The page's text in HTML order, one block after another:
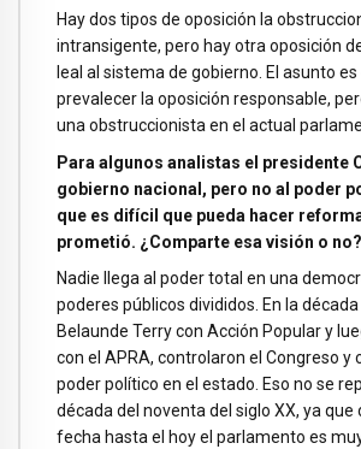
Hay dos tipos de oposición la
intransigente, pero hay otra oposición
leal al sistema de gobierno. El asunto
prevalecer la oposición responsable,
una obstruccionista en el actual
Para algunos analistas el presidente
gobierno nacional, pero no al poder
que es difícil que pueda hacer
prometió. ¿Comparte esa visión o no?
Nadie llega al poder total en una
poderes públicos divididos. En la
Belaunde Terry con Acción Popular y
con el APRA, controlaron el Congreso y
poder político en el estado. Eso no se
década del noventa del siglo XX, ya que
fecha hasta el hoy el parlamento es